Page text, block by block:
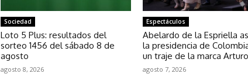
Sociedad
Loto 5 Plus: resultados del
sorteo 1456 del sábado 8 de
agosto
agosto 8, 2026
Espectáculos
Abelardo de la Espriella
la presidencia de
un traje de la marca
agosto 7, 2026